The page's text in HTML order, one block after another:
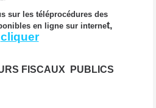
sur les téléprocédures des
en ligne sur internet,
cliquer
FISCAUX PUBLICS